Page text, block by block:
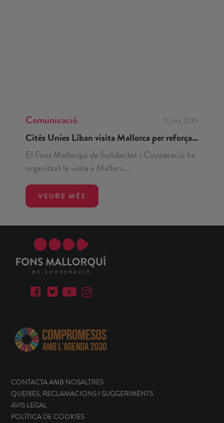
Comunicació 11 juny 2026
Cités Unies Liban visita Mallorca per reforça...
El Fons Mallorquí de Solidaritat i Cooperació ha
organitzat la visita a Mallorc...
VEURE MÉS
CONTACTA AMB NOSALTRES
QUEIXES, RECLAMACIONS I SUGGERIMENTS
AVIS LEGAL
POLÍTICA DE COOKIES